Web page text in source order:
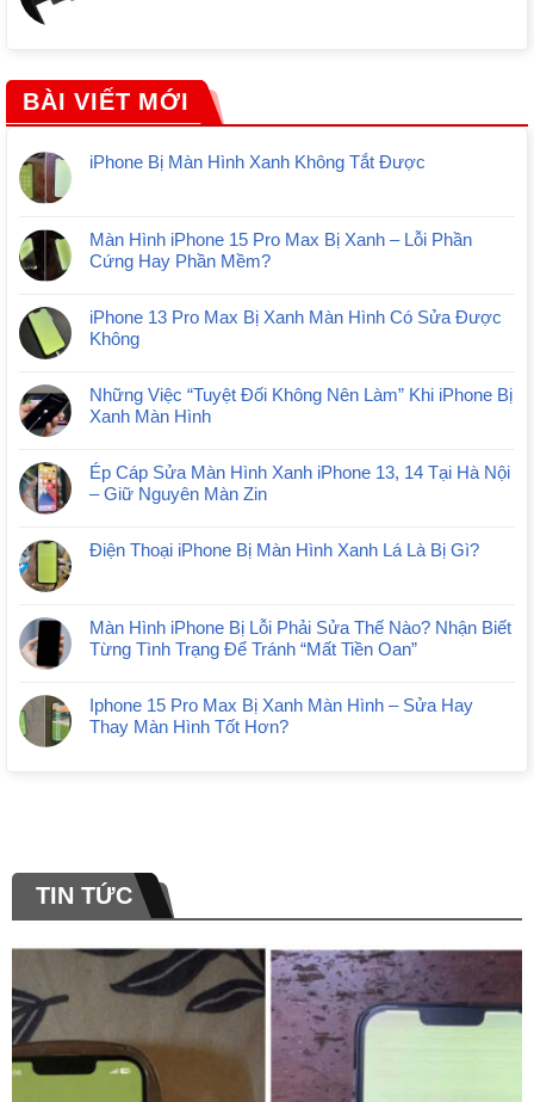
BÀI VIẾT MỚI
iPhone Bị Màn Hình Xanh Không Tắt Được
Màn Hình iPhone 15 Pro Max Bị Xanh – Lỗi Phần
Cứng Hay Phần Mềm?
iPhone 13 Pro Max Bị Xanh Màn Hình Có Sửa Được
Không
Những Việc “Tuyệt Đối Không Nên Làm” Khi iPhone Bị
Xanh Màn Hình
Ép Cáp Sửa Màn Hình Xanh iPhone 13, 14 Tại Hà Nội
– Giữ Nguyên Màn Zin
Điện Thoại iPhone Bị Màn Hình Xanh Lá Là Bị Gì?
Màn Hình iPhone Bị Lỗi Phải Sửa Thế Nào? Nhận Biết
Từng Tình Trạng Để Tránh “Mất Tiền Oan”
Iphone 15 Pro Max Bị Xanh Màn Hình – Sửa Hay
Thay Màn Hình Tốt Hơn?
TIN TỨC